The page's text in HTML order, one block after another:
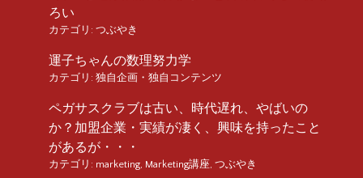
ろい
カテゴリ: つぶやき
運子ちゃんの数理努力学
カテゴリ: 独自企画・独自コンテンツ
ペガサスクラブは古い、時代遅れ、やばいの
か？加盟企業・実績が凄く、興味を持ったこと
があるが・・・
カテゴリ: marketing, Marketing講座, つぶやき